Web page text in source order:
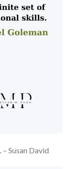
– Susan David